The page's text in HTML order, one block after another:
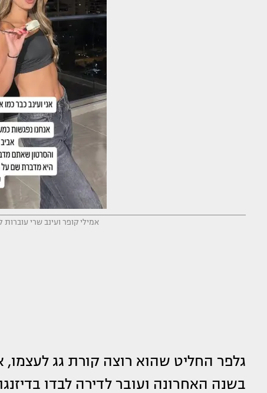
אמילי קופר ועינב שרי עוברות
גלפר החליט שהוא רוצה קורת גג
בשנה האחרונה ועובר לדירה לבדו